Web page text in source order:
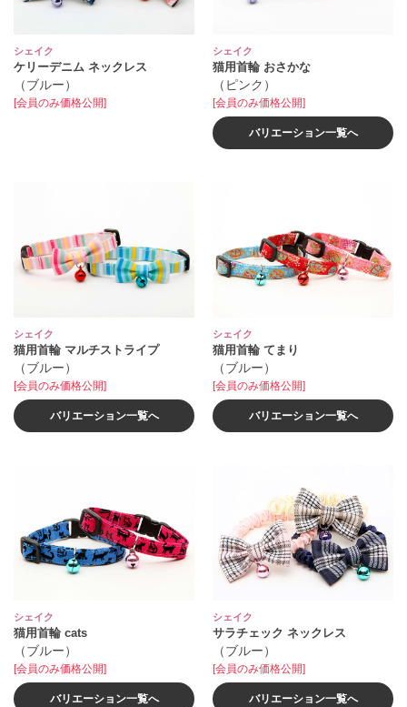
シェイク
ケリーデニム ネックレス
（ブルー）
[会員のみ価格公開]
シェイク
猫用首輪 おさかな
（ピンク）
[会員のみ価格公開]
バリエーション一覧へ
シェイク
猫用首輪 マルチストライプ
（ブルー）
[会員のみ価格公開]
バリエーション一覧へ
シェイク
猫用首輪 てまり
（ブルー）
[会員のみ価格公開]
バリエーション一覧へ
シェイク
猫用首輪 cats
（ブルー）
[会員のみ価格公開]
バリエーション一覧へ
シェイク
サラチェック ネックレス
（ブルー）
[会員のみ価格公開]
バリエーション一覧へ